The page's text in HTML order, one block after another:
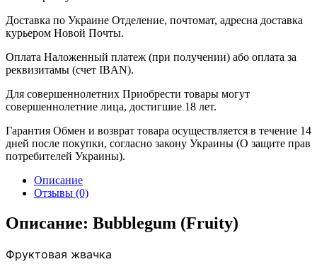
Доставка по Украине Отделение, почтомат, адресна доставка
курьером Новой Почты.
Оплата Наложенный платеж (при получении) або оплата за
реквизитамы (счет IBAN).
Для совершеннолетних Приобрести товары могут
совершеннолетние лица, достигшие 18 лет.
Гарантия Обмен и возврат товара осуществляется в течение 14
дней после покупки, согласно закону Украины (О защите прав
потребителей Украины).
Описание
Отзывы (0)
Описание: Bubblegum (Fruity)
Фруктовая жвачка